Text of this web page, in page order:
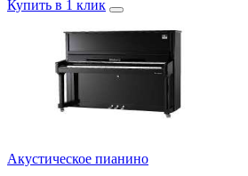
Купить в 1 клик
Акустическое пианино